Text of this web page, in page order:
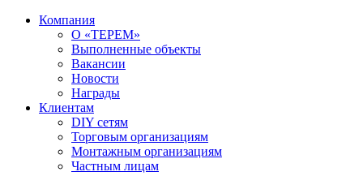
Компания
О «ТЕРЕМ»
Выполненные объекты
Вакансии
Новости
Награды
Клиентам
DIY сетям
Торговым организациям
Монтажным организациям
Частным лицам